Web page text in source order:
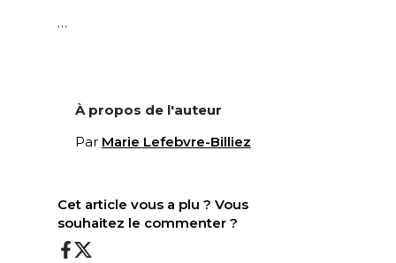
…
À propos de l'auteur
Par Marie Lefebvre-Billiez
Cet article vous a plu ? Vous
souhaitez le commenter ?